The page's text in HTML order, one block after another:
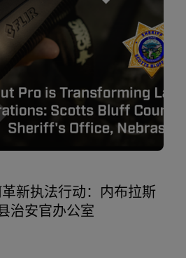
新执法行动：内布拉斯
治安官办公室